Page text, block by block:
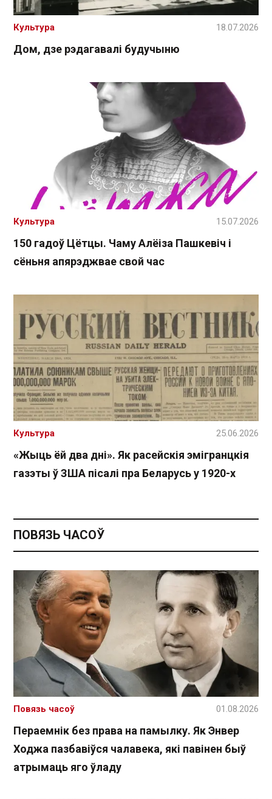
Дом, дзе рэдагавалі будучыню
Культура 18.07.2026
150 гадоў Цётцы. Чаму Алёіза Пашкевіч і
сёньня апярэджвае свой час
Культура 15.07.2026
«Жыць ёй два дні». Як расейскія эмігранцкія
газэты ў ЗША пісалі пра Беларусь у 1920-х
Культура 25.06.2026
ПОВЯЗЬ ЧАСОЎ
Пераемнік без права на памылку. Як Энвер
Ходжа пазбавіўся чалавека, які павінен быў
атрымаць яго ўладу
Повязь часоў 01.08.2026